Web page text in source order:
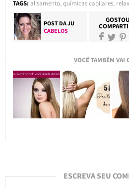
TAGS: alisamento,químicas capilares,
POST DAJU
CABELOS
VOCÊ TAMBÉM VAI
ESCREVA SEU